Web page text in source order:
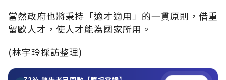
當然政府也將秉持「適才適用」的一貫原則，借重
留歐人才，使人才能為國家所用。
(林宇玲採訪整理)